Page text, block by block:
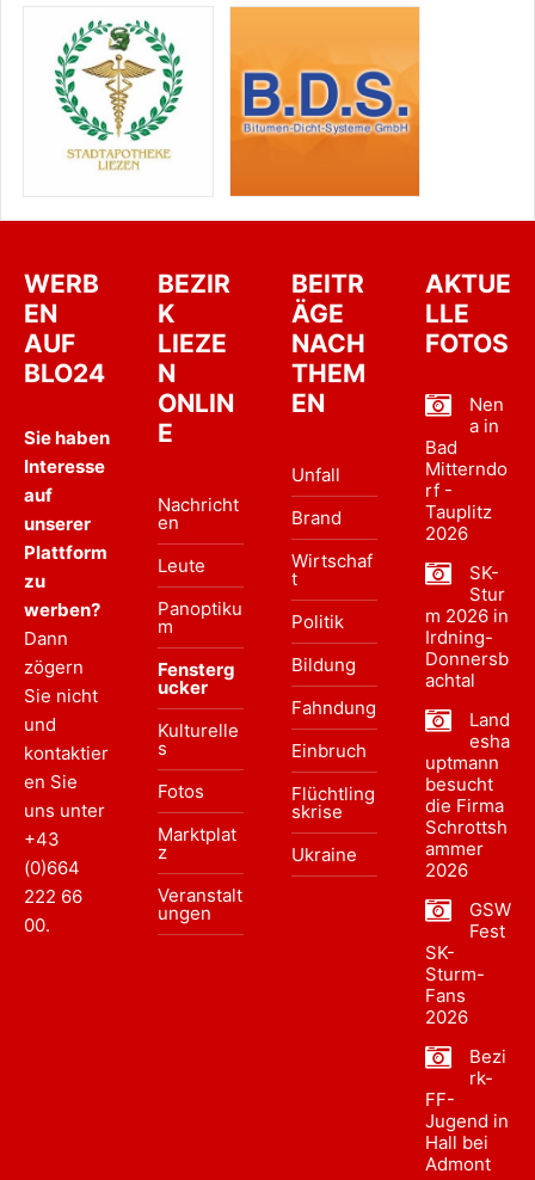
WERB
EN
AUF
BLO24
Sie haben
Interesse
auf
unserer
Plattform
zu
werben?
Dann
zögern
Sie nicht
und
kontaktier
en Sie
uns unter
+43
(0)664
222 66
00.
BEZIR
K
LIEZE
N
ONLIN
E
Nachricht
en
Leute
Panoptiku
m
Fensterg
ucker
Kulturelle
s
Fotos
Marktplat
z
Veranstalt
ungen
BEITR
ÄGE
NACH
THEM
EN
Unfall
Brand
Wirtschaf
t
Politik
Bildung
Fahndung
Einbruch
Flüchtling
skrise
Ukraine
AKTUE
LLE
FOTOS
Nen
a in
Bad
Mitterndo
rf -
Tauplitz
2026
SK-
Stur
m 2026 in
Irdning-
Donnersb
achtal
Land
esha
uptmann
besucht
die Firma
Schrottsh
ammer
2026
GSW
Fest
SK-
Sturm-
Fans
2026
Bezi
rk-
FF-
Jugend in
Hall bei
Admont